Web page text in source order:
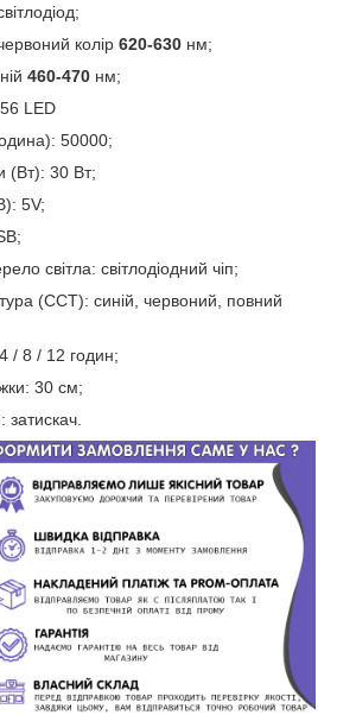
колір 620-630 нм;
460-470 нм;
LED
50000;
(Вт): 30 Вт;
5V;
світла: світлодіодний чіп;
(CCT): синій, червоний, повний
/ 8 / 12 годин;
30 см;
затискач.